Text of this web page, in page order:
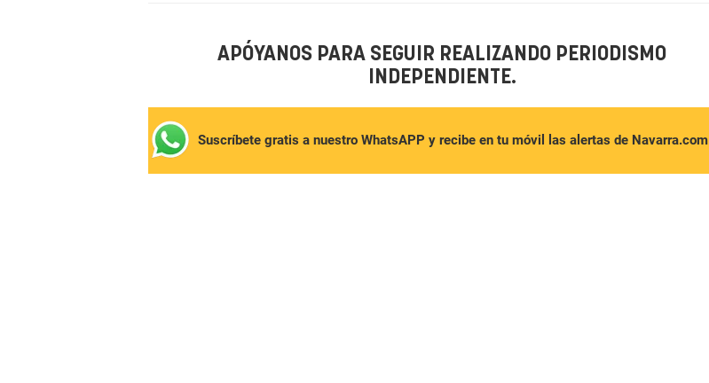
APÓYANOS PARA SEGUIR REALIZANDO PERIODISMO
INDEPENDIENTE.
Suscríbete gratis a nuestro WhatsAPP y recibe en tu móvil las alertas de Navarra.com